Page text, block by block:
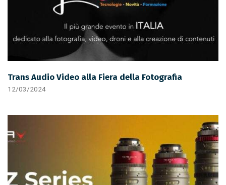
Trans Audio Video alla Fiera della Fotografia
12/03/2024